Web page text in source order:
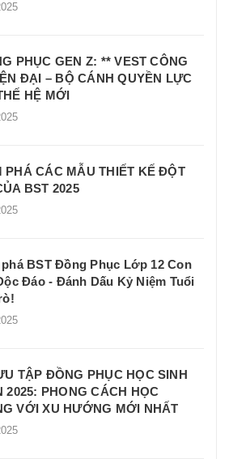
PHỤC GEN Z: ** VEST CÔNG
ĐẠI – BỘ CÁNH QUYỀN LỰC
HỆ MỚI
PHÁ CÁC MẪU THIẾT KẾ ĐỘT
BST 2025
phá BST Đồng Phục Lớp 12 Con
Đáo - Đánh Dấu Kỷ Niệm Tuổi
TẬP ĐỒNG PHỤC HỌC SINH
2025: PHONG CÁCH HỌC
VỚI XU HƯỚNG MỚI NHẤT